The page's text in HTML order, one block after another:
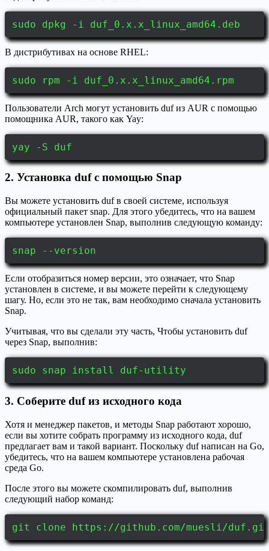
sudo dpkg -i duf_0.x.x_linux_amd64.deb
В дистрибутивах на основе RHEL:
sudo rpm -i duf_0.x.x_linux_amd64.rpm
Пользователи Arch могут установить duf из AUR с помощью
помощника AUR, такого как Yay:
yay -S duf
2. Установка duf с помощью Snap
Вы можете установить duf в своей системе, используя
официальный пакет snap. Для этого убедитесь, что на вашем
компьютере установлен Snap, выполнив следующую команду:
snap --version
Если отобразиться номер версии, это означает, что Snap
установлен в системе, и вы можете перейти к следующему
шагу. Но, если это не так, вам необходимо сначала установить
Snap.
Учитывая, что вы сделали эту часть, Чтобы установить duf
через Snap, выполнив:
sudo snap install duf-utility
3. Соберите duf из исходного кода
Хотя и менеджер пакетов, и методы Snap работают хорошо,
если вы хотите собрать программу из исходного кода, duf
предлагает вам и такой вариант. Поскольку duf написан на Go,
убедитесь, что на вашем компьютере установлена рабочая
среда Go.
После этого вы можете скомпилировать duf, выполнив
следующий набор команд:
git clone https://github.com/muesli/